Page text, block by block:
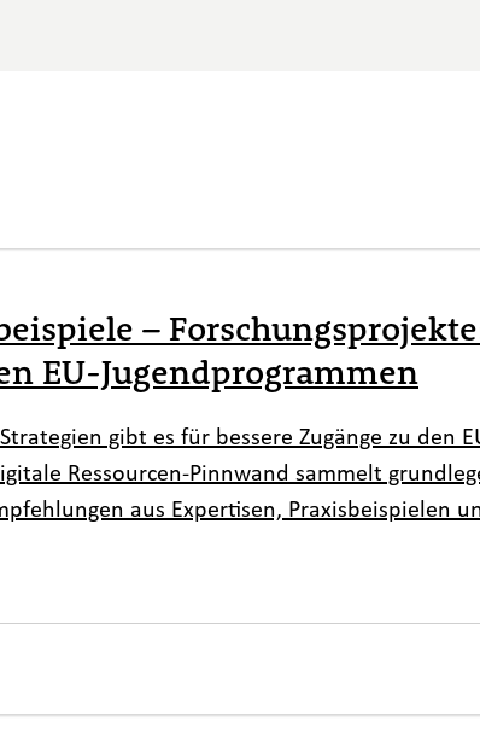
–
EU-Jugendprogrammen
gibt es für bessere Zugänge zu den
Ressourcen-Pinnwand sammelt
aus Expertisen, Praxisbeispielen